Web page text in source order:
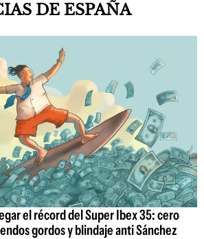
DE ESPAÑA
el récord del Super Ibex 35: cero
gordos y blindaje anti Sánchez